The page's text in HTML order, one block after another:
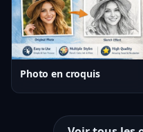
Photo en croquis